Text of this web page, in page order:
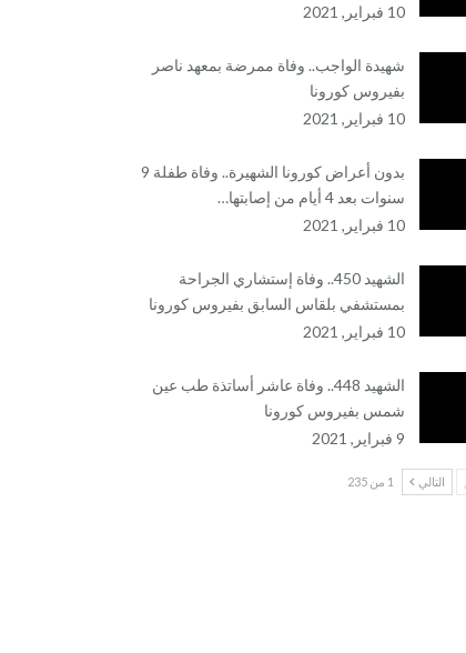
10 فبراير, 2021
شهيدة الواجب.. وفاة ممرضة بمعهد ناصر
بفيروس كورونا
10 فبراير, 2021
بدون أعراض كورونا الشهيرة.. وفاة طفلة 9
سنوات بعد 4 أيام من إصابتها…
10 فبراير, 2021
الشهيد 450.. وفاة إستشاري الجراحة
بمستشفي بلقاس السابق بفيروس كورونا
10 فبراير, 2021
الشهيد 448.. وفاة عاشر أساتذة طب عين
شمس بفيروس كورونا
9 فبراير, 2021
التالي 1 من 235